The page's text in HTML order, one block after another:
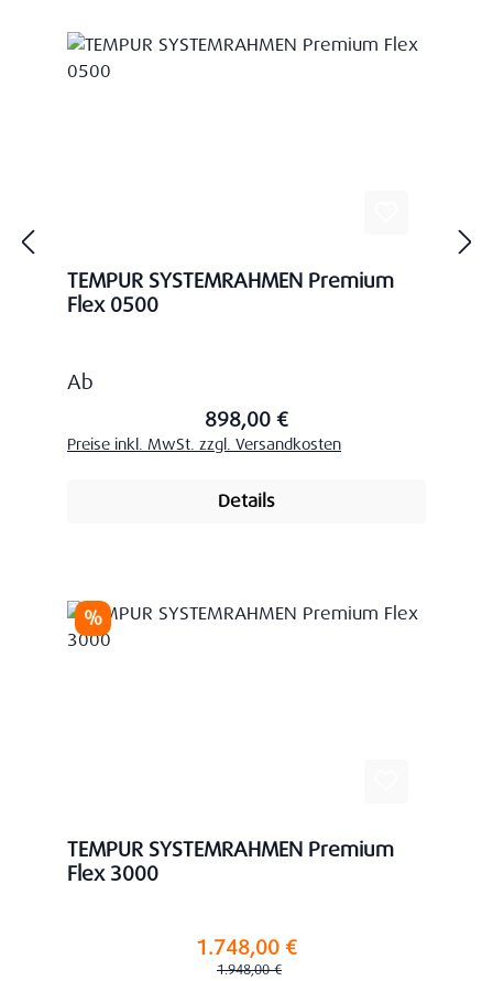
TEMPUR SYSTEMRAHMEN Premium
Flex 0500
Regulärer Preis:
Ab
898,00 €
Preise inkl. MwSt. zzgl. Versandkosten
Details
Rabatt
%
TEMPUR SYSTEMRAHMEN Premium
Flex 3000
Verkaufspreis:1.748,00 €
Regulärer Preis:
1.948,00 €